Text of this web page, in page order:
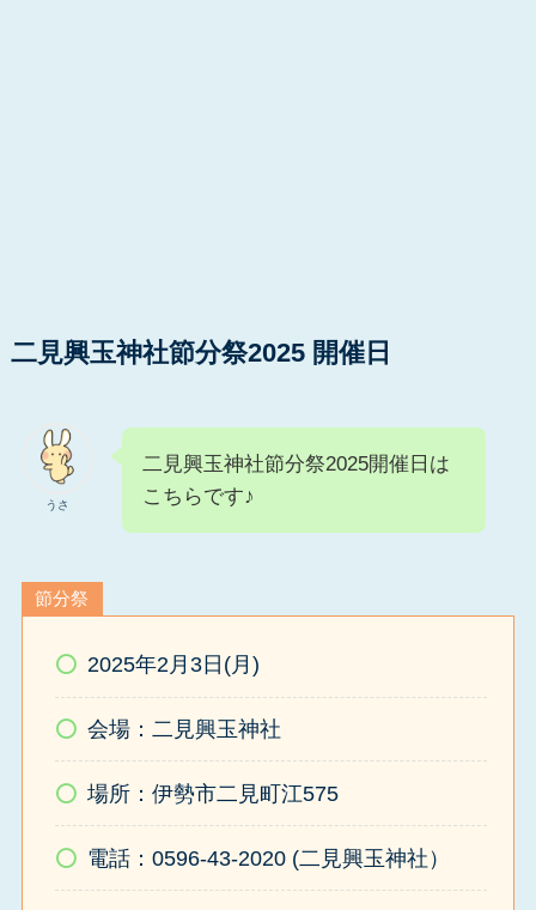
二見興玉神社節分祭2025 開催日
うさ
二見興玉神社節分祭2025開催日は
こちらです♪
節分祭
2025年2月3日(月)
会場：二見興玉神社
場所：伊勢市二見町江575
電話：0596-43-2020 (二見興玉神社）